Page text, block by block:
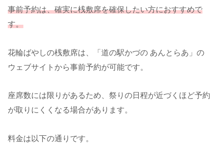
事前予約は、確実に桟敷席を確保したい方におすすめで
す。
花輪ばやしの桟敷席は、「道の駅かづの あんとらあ」の
ウェブサイトから事前予約が可能です。
座席数には限りがあるため、祭りの日程が近づくほど予約
が取りにくくなる場合があります。
料金は以下の通りです。